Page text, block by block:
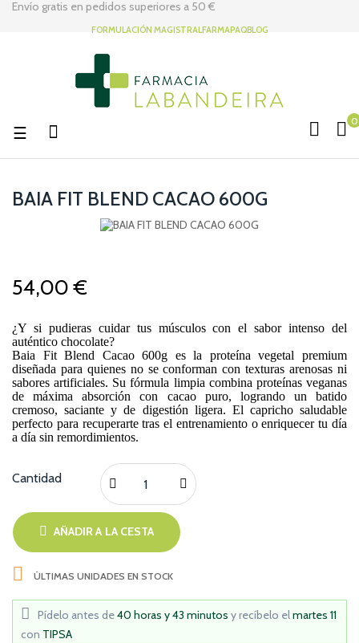
Envío gratis en pedidos superiores a 50 €
FORMULACIÓN MAGISTRALFARMAPAQBLOG
0
Navegación
palanca
☰
BAIA FIT BLEND CACAO 600G
54,00 €
¿Y si pudieras cuidar tus músculos con el sabor intenso del
auténtico chocolate?
Baia Fit Blend Cacao 600g es la proteína vegetal premium
diseñada para quienes no se conforman con texturas arenosas ni
sabores artificiales. Su fórmula limpia combina proteínas veganas
de máxima absorción con cacao puro, logrando un batido
cremoso, saciante y de digestión ligera. El capricho saludable
perfecto para recuperarte tras el entrenamiento o enriquecer tu día
a día sin remordimientos.
Cantidad
AÑADIR A LA CESTA
 ÚLTIMAS UNIDADES EN STOCK
Pídelo antes de40 horas y 43 minutos y recíbelo elmartes 11
con TIPSA